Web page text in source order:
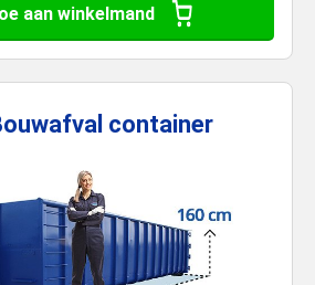
aan winkelmand
container